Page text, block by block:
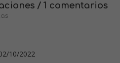
/ 1 comentarios
10/2022